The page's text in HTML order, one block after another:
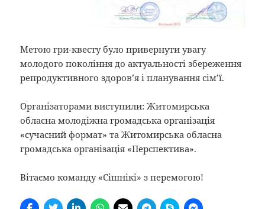
Метою гри-квесту було привернути увагу
молодого покоління до актуальності збереження
репродуктивного здоров’я і планування сім’ї.
Організаторами виступили: Житомирська
обласна молодіжна громадська організація
«сучасний формат» та Житомирська обласна
громадська організація «Перспектива».
Вітаємо команду «Сішнікі» з перемогою!